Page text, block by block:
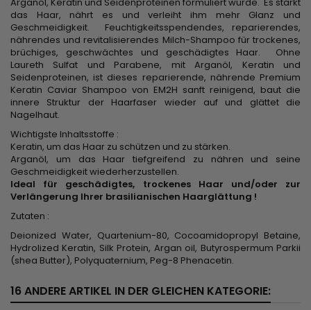
Arganöl, Keratin und Seidenproteinen formuliert wurde. Es stärkt
das Haar, nährt es und verleiht ihm mehr Glanz und
Geschmeidigkeit. Feuchtigkeitsspendendes, reparierendes,
nährendes und revitalisierendes Milch-Shampoo für trockenes,
brüchiges, geschwächtes und geschädigtes Haar. Ohne
Laureth Sulfat und Parabene, mit Arganöl, Keratin und
Seidenproteinen, ist dieses reparierende, nährende Premium
Keratin Caviar Shampoo von EM2H sanft reinigend, baut die
innere Struktur der Haarfaser wieder auf und glättet die
Nagelhaut.
Wichtigste Inhaltsstoffe :
Keratin, um das Haar zu schützen und zu stärken.
Arganöl, um das Haar tiefgreifend zu nähren und seine
Geschmeidigkeit wiederherzustellen.
Ideal für geschädigtes, trockenes Haar und/oder zur
Verlängerung Ihrer brasilianischen Haarglättung !
Zutaten :
Deionized Water, Quartenium-80, Cocoamidopropyl Betaine,
Hydrolized Keratin, Silk Protein, Argan oil, Butyrospermum Parkii
(shea Butter), Polyquaternium, Peg-8 Phenacetin.
16 ANDERE ARTIKEL IN DER GLEICHEN KATEGORIE: